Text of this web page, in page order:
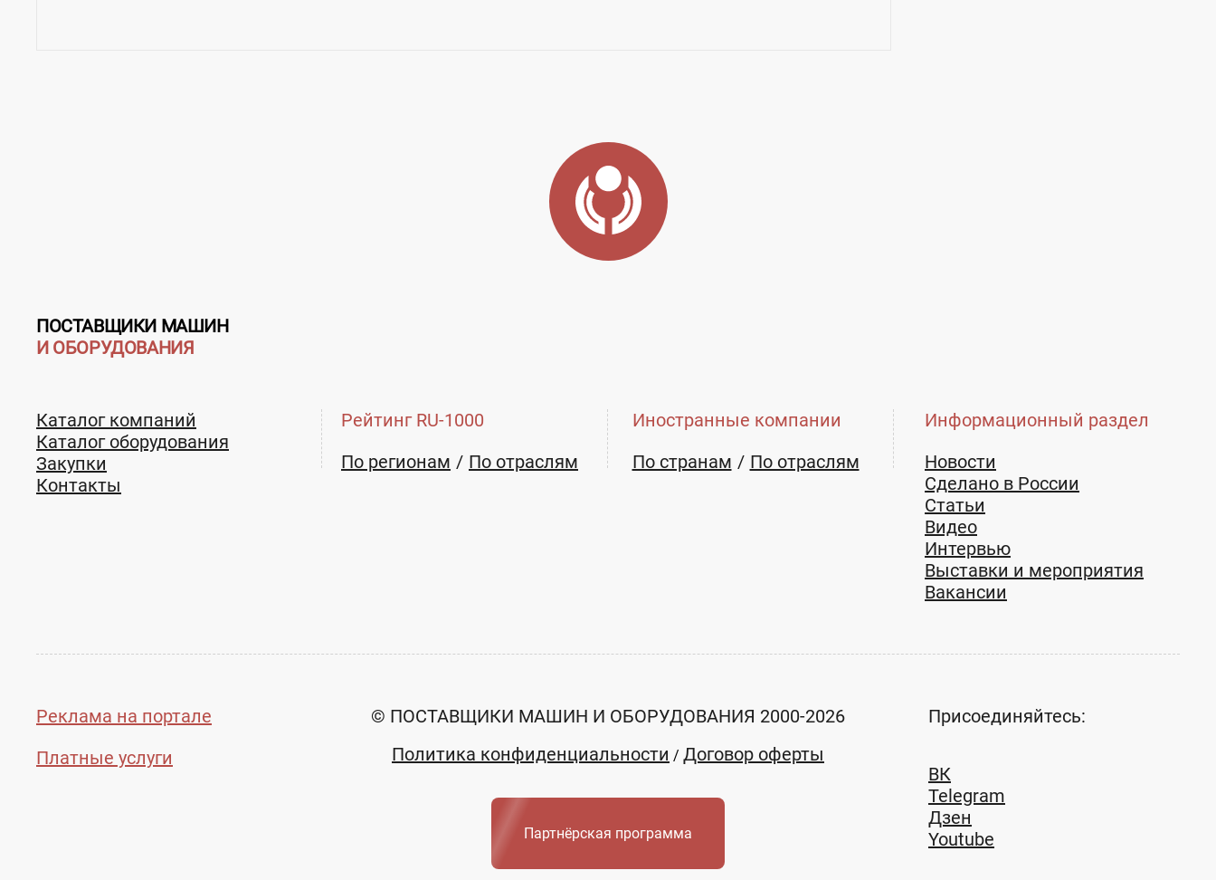
Старый Оскол
309506, обл. Белгородская, г. Старый Оскол, ул. Первой Конной Армии, 65
ПОСТАВЩИКИ МАШИН
И ОБОРУДОВАНИЯ
Каталог компаний
Каталог оборудования
Закупки
Контакты
Рейтинг RU-1000
По регионам
По отраслям
Иностранные компании
По странам
По отраслям
Информационный раздел
Новости
Сделано в России
Статьи
Видео
Интервью
Выставки и мероприятия
Вакансии
Реклама на портале
Платные услуги
© ПОСТАВЩИКИ МАШИН И ОБОРУДОВАНИЯ 2000-2026
Политика конфиденциальности / Договор оферты
Партнёрская программа
Присоединяйтесь:
ВК
Telegram
Дзен
Youtube